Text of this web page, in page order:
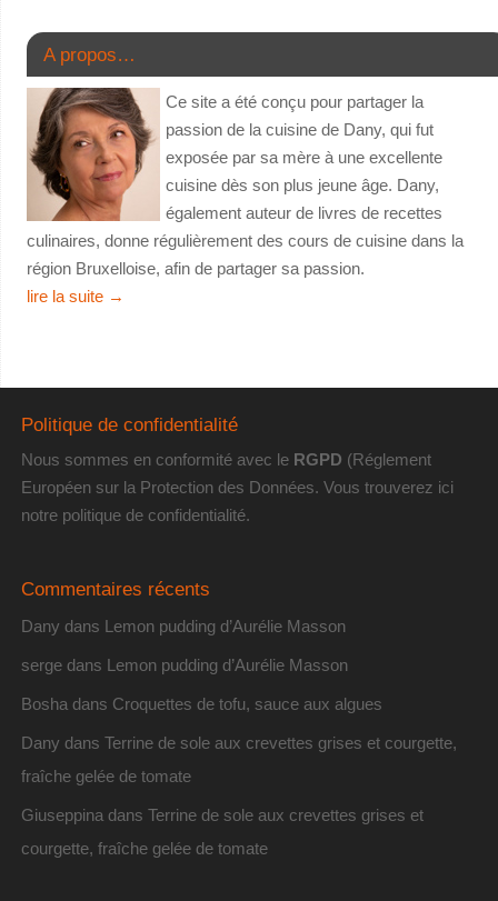
A propos…
Ce site a été conçu pour partager la
passion de la cuisine de Dany, qui fut
exposée par sa mère à une excellente
cuisine dès son plus jeune âge. Dany,
également auteur de livres de recettes
culinaires, donne régulièrement des cours de cuisine dans la
région Bruxelloise, afin de partager sa passion.
lire la suite →
Politique de confidentialité
Nous sommes en conformité avec le RGPD (Réglement
Européen sur la Protection des Données. Vous trouverez ici
notre politique de confidentialité.
Commentaires récents
Dany dans Lemon pudding d’Aurélie Masson
sergedans Lemon pudding d’Aurélie Masson
Bosha dans Croquettes de tofu, sauce aux algues
Dany dans Terrine de sole aux crevettes grises et courgette,
fraîche gelée de tomate
Giuseppina dans Terrine de sole aux crevettes grises et
courgette, fraîche gelée de tomate